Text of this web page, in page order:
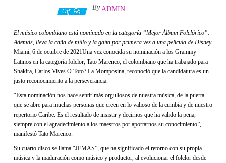
Off By ADMIN
El músico colombiano está nominado en la categoría “Mejor Álbum Folclórico”.
Además, lleva la caña de millo y la gaita por primera vez a una película de Disney.
Miami, 6 de octubre de 2021Una vez conocida su nominación a los Grammy
Latinos en la categoría folclor, Tato Marenco, el colombiano que ha trabajado para
Shakira, Carlos Vives O Toto? La Momposina, reconoció que la candidatura es un
justo reconocimiento a la perseverancia.
“Esta nominación nos hace sentir más orgullosos de nuestra música, de la puerta
que se abre para muchas personas que creen en lo valioso de la cumbia y de nuestro
repertorio Caribe. Es el resultado de insistir y decirnos que ha valido la pena,
siempre con el agradecimiento a los maestros por aportarnos su conocimiento”,
manifestó Tato Marenco.
Su cuarto disco se llama “JEMAS”, que ha significado el retorno con su propia
música y la maduración como músico y productor, al evolucionar el folclor desde